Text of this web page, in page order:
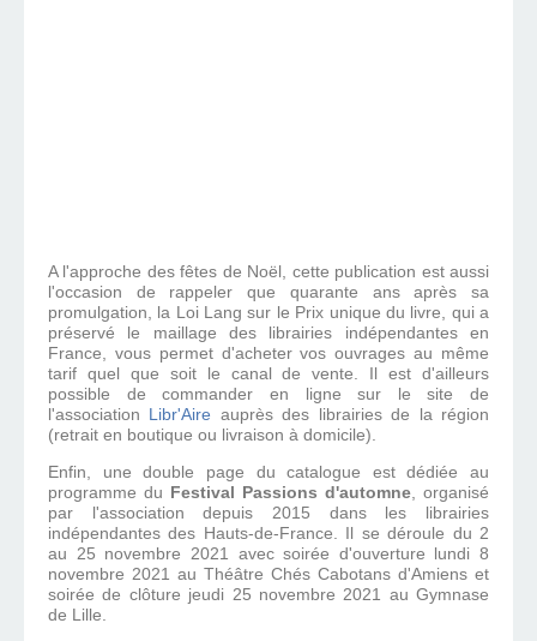
A l'approche des fêtes de Noël, cette publication est aussi
l'occasion de rappeler que quarante ans après sa
promulgation, la Loi Lang sur le Prix unique du livre, qui a
préservé le maillage des librairies indépendantes en
France, vous permet d'acheter vos ouvrages au même
tarif quel que soit le canal de vente. Il est d'ailleurs
possible de commander en ligne sur le site de
l'association Libr'Aire auprès des librairies de la région
(retrait en boutique ou livraison à domicile).
Enfin, une double page du catalogue est dédiée au
programme du Festival Passions d'automne, organisé
par l'association depuis 2015 dans les librairies
indépendantes des Hauts-de-France. Il se déroule du 2
au 25 novembre 2021 avec soirée d'ouverture lundi 8
novembre 2021 au Théâtre Chés Cabotans d'Amiens et
soirée de clôture jeudi 25 novembre 2021 au Gymnase
de Lille.